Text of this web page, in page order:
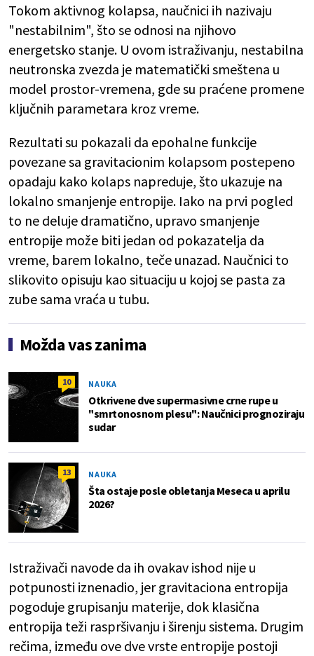
Tokom aktivnog kolapsa, naučnici ih nazivaju
"nestabilnim", što se odnosi na njihovo
energetsko stanje. U ovom istraživanju, nestabilna
neutronska zvezda je matematički smeštena u
model prostor-vremena, gde su praćene promene
ključnih parametara kroz vreme.
Rezultati su pokazali da epohalne funkcije
povezane sa gravitacionim kolapsom postepeno
opadaju kako kolaps napreduje, što ukazuje na
lokalno smanjenje entropije. Iako na prvi pogled
to ne deluje dramatično, upravo smanjenje
entropije može biti jedan od pokazatelja da
vreme, barem lokalno, teče unazad. Naučnici to
slikovito opisuju kao situaciju u kojoj se pasta za
zube sama vraća u tubu.
Možda vas zanima
10 NAUKA
Otkrivene dve supermasivne crne rupe u
"smrtonosnom plesu": Naučnici prognoziraju
sudar
13 NAUKA
Šta ostaje posle obletanja Meseca u aprilu
2026?
Istraživači navode da ih ovakav ishod nije u
potpunosti iznenadio, jer gravitaciona entropija
pogoduje grupisanju materije, dok klasična
entropija teži raspršivanju i širenju sistema. Drugim
rečima, između ove dve vrste entropije postoji